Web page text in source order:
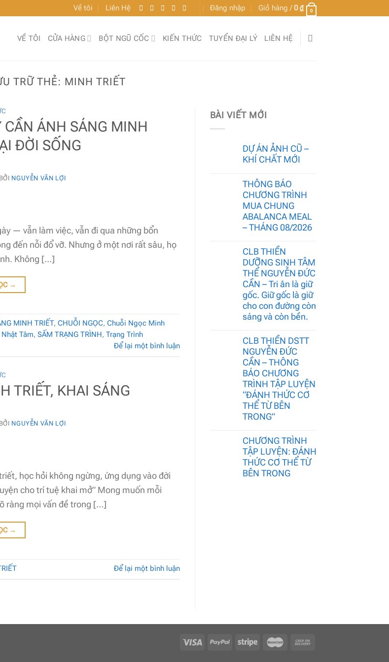
Về tôi Liên Hệ Đăng nhập Giỏ hàng /0₫ 0
VỀ TÔI CỬA HÀNG BỘT NGŨ CỐC KIẾN THỨC TUYỂN ĐẠI LÝ LIÊN HỆ
TRỮ THẺ: MINH TRIẾT
ÁNH SÁNG MINH
ĐỜI SỐNG
BỞI NGUYỄN VĂN LỢI
— vẫn làm việc, vẫn đi qua những bổn
đến nỗi đổ vỡ. Nhưng ở một nơi rất sâu, họ
Không […]
→
MINH TRIẾT, CHUỖI NGỌC, Chuỗi Ngọc Minh
Tâm, SẤM TRẠNG TRÌNH, Trạng Trình
Để lại một bình luận
TRIẾT, KHAI SÁNG
BỞI NGUYỄN VĂN LỢI
học hỏi không ngừng, ứng dụng vào đời
cho trí tuệ khai mở” Mong muốn mỗi
ràng mọi vấn đề trong […]
→
Để lại một bình luận
BÀI VIẾT MỚI
DỰ ÁN ẢNH CŨ –
KHÍ CHẤT MỚI
THÔNG BÁO
CHƯƠNG TRÌNH
MUA CHUNG
ABALANCA MEAL
– THÁNG 08/2026
CLB THIỀN
DƯỠNG SINH TÂM
THỂ NGUYỄN ĐỨC
CẦN – Tri ân là giữ
gốc. Giữ gốc là giữ
cho con đường còn
sáng và còn bền.
CLB THIỀN DSTT
NGUYỄN ĐỨC
CẦN – THÔNG
BÁO CHƯƠNG
TRÌNH TẬP LUYỆN
“ĐÁNH THỨC CƠ
THỂ TỪ BÊN
TRONG”
CHƯƠNG TRÌNH
TẬP LUYỆN: ĐÁNH
THỨC CƠ THỂ TỪ
BÊN TRONG